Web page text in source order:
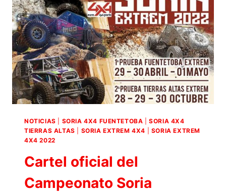
EDICIÓN
2022
CONTARÁ
CON
DOS
PRUEBAS:
FUENTETOBA
Y
TIERRA
ALTAS
NOTICIAS SORIA 4X4 FUENTETOBA |SORIA 4X4
TIERRAS ALTAS
SORIA EXTREM 4X4
SORIA EXTREM
4X4 2022
Cartel oficial del
Campeonato Soria